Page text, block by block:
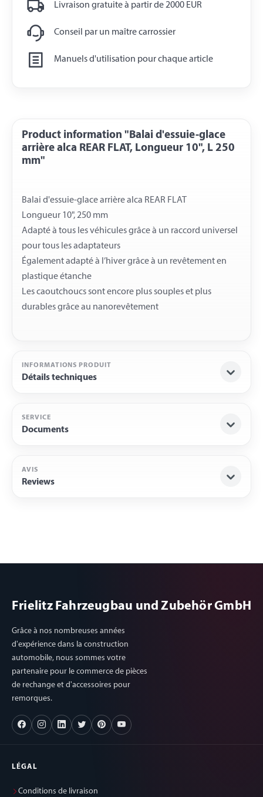
Livraison gratuite à partir de 2000 EUR
Conseil par un maître carrossier
Manuels d'utilisation pour chaque article
Product information "Balai d'essuie-glace
arrière alca REAR FLAT, Longueur 10", L 250
mm"
Balai d'essuie-glace arrière alca REAR FLAT
Longueur 10", 250 mm
Adapté à tous les véhicules grâce à un raccord universel
pour tous les adaptateurs
Également adapté à l’hiver grâce à un revêtement en
plastique étanche
Les caoutchoucs sont encore plus souples et plus
INFORMATIONS PRODUIT
Détails techniques
SERVICE
Documents
AVIS
Reviews
Frielitz Fahrzeugbau und Zubehör GmbH
Grâce à nos nombreuses années
d'expérience dans la construction
automobile, nous sommes votre
partenaire pour le commerce de pièces
de rechange et d'accessoires pour
remorques.
LÉGAL
Conditions de livraison